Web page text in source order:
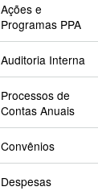
Ações e
Programas PPA
Auditoria Interna
Processos de
Contas Anuais
Convênios
Despesas